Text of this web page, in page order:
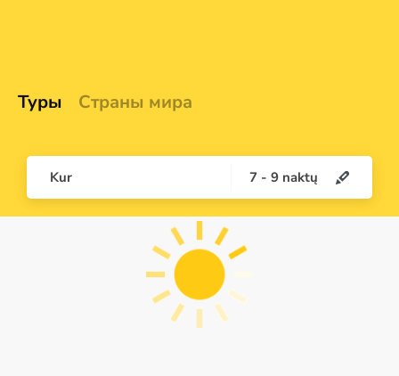
Туры Страны мира
Kur 7 - 9 naktų